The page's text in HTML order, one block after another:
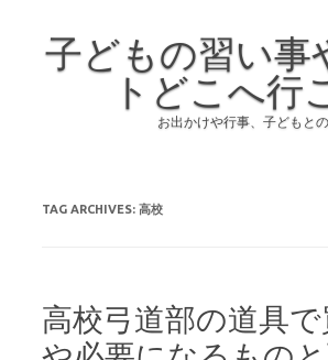
子どもの習い事
トどこへ行
お出かけや行事、子どもと
TAG ARCHIVES: 高校
高校弓道部の道具で